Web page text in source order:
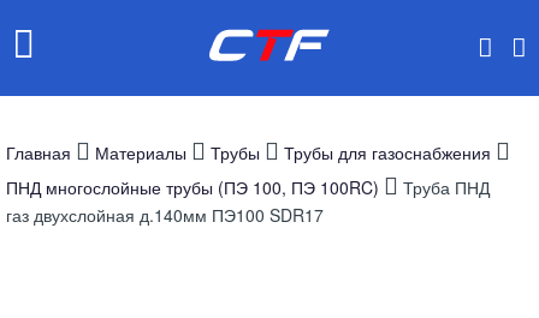
Главная Материалы Трубы
Трубы для газоснабжения
ПНД многослойные трубы (ПЭ 100, ПЭ 100RC)
Труба ПНД
газ двухслойная д.140мм ПЭ100 SDR17